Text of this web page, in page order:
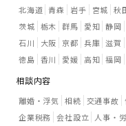
北海道 青森 岩手 宮城 秋
茨城 栃木 群馬 愛知 静岡
石川
大阪 京都 兵庫 滋賀
徳島 香川 愛媛 高知 福岡
相談内容
離婚・浮気 相続 交通事故
企業税務 会社設立 人事・